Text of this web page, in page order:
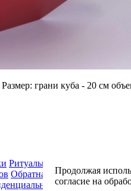
грани куба - 20 см
Ритуальные услуги
Обратная связь
Соглашение на
Продолжая
согласие на